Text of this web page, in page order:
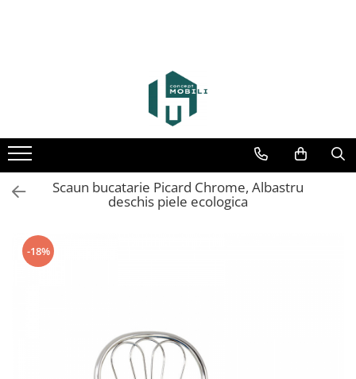
Scaun bucatarie Picard Chrome, Albastru
deschis piele ecologica
-18%